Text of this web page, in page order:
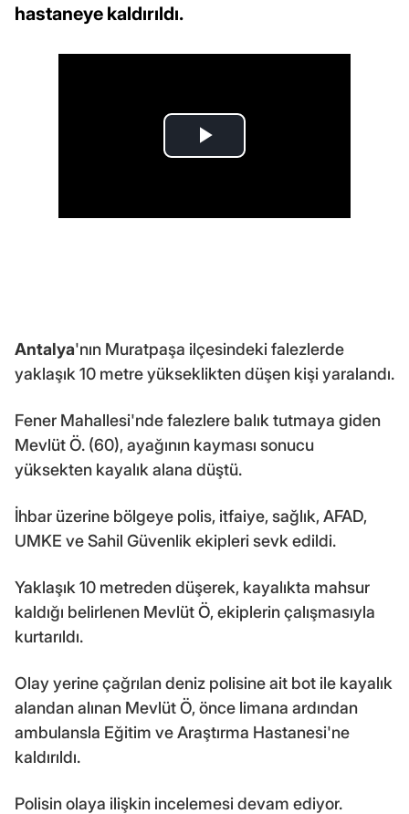
hastaneye kaldırıldı.
Antalya'nın Muratpaşa ilçesindeki falezlerde
yaklaşık 10 metre yükseklikten düşen kişi yaralandı.
Fener Mahallesi'nde falezlere balık tutmaya giden
Mevlüt Ö. (60), ayağının kayması sonucu
yüksekten kayalık alana düştü.
İhbar üzerine bölgeye polis, itfaiye, sağlık, AFAD,
UMKE ve Sahil Güvenlik ekipleri sevk edildi.
Yaklaşık 10 metreden düşerek, kayalıkta mahsur
kaldığı belirlenen Mevlüt Ö, ekiplerin çalışmasıyla
kurtarıldı.
Olay yerine çağrılan deniz polisine ait bot ile kayalık
alandan alınan Mevlüt Ö, önce limana ardından
ambulansla Eğitim ve Araştırma Hastanesi'ne
kaldırıldı.
Polisin olaya ilişkin incelemesi devam ediyor.